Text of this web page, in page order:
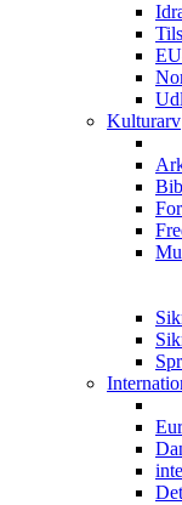
Kulturarv